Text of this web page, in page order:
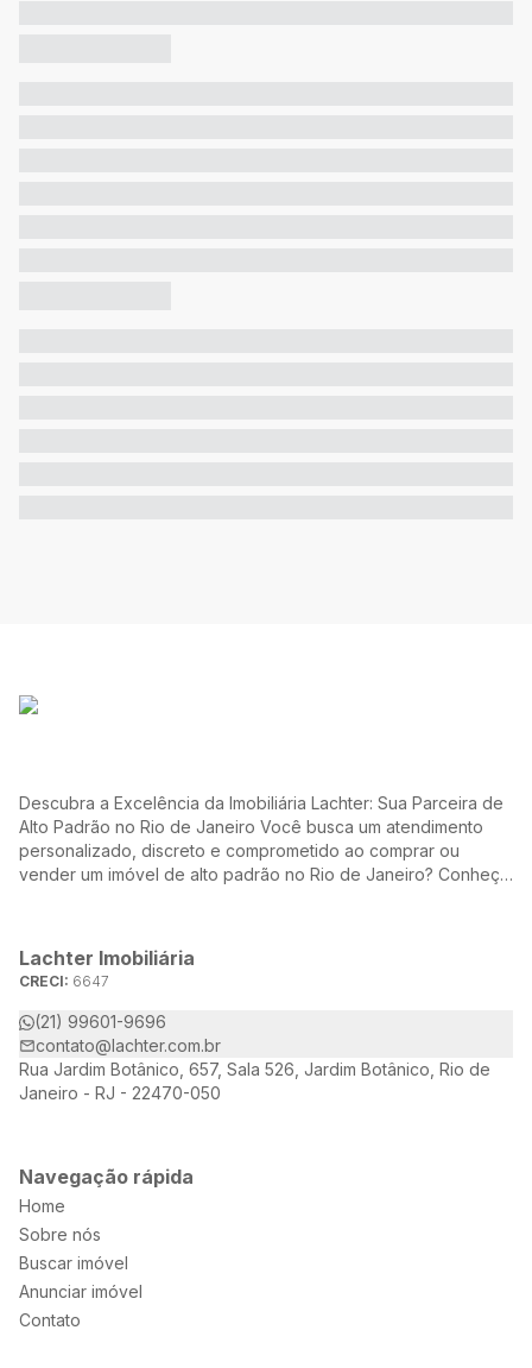
Descubra a Excelência da Imobiliária Lachter: Sua Parceira de
Alto Padrão no Rio de Janeiro Você busca um atendimento
personalizado, discreto e comprometido ao comprar ou
vender um imóvel de alto padrão no Rio de Janeiro? Conheça
necessidades e desejos.
Lachter Imobiliária
CRECI: 6647
(21) 99601-9696
contato@lachter.com.br
Rua Jardim Botânico, 657, Sala 526, Jardim Botânico, Rio de
Janeiro - RJ - 22470-050
Navegação rápida
Home
Sobre nós
Buscar imóvel
Anunciar imóvel
Contato